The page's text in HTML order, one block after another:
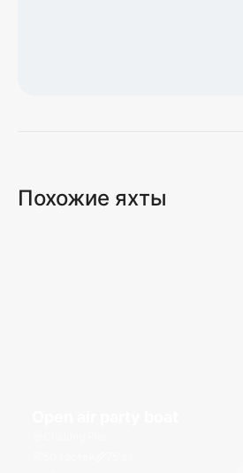
Похожие яхты